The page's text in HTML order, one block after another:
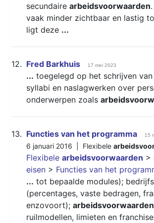
secundaire arbeidsvoorwaarden
vaak minder zichtbaar en lastig
ligt deze ...
12. Fred Barkhuis 17 mei 2023
... toegelegd op het schrijven van
syllabi en naslagwerken over
onderwerpen zoals
13. Functies van het programma 15
6 januari 2016 | Flexibele
Flexibele arbeidsvoorwaarden >
eisen > Functies van het
... tot bepaalde modules);
(percentages, vaste bedragen,
enzovoort); arbeidsvoorwaarden
ruilmodellen, limieten en